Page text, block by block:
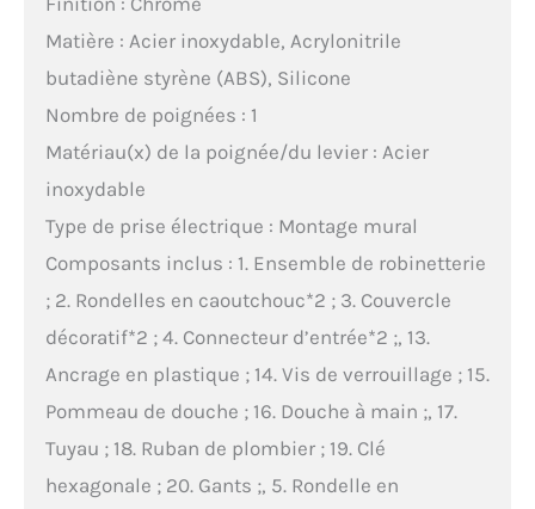
Matière : Acier inoxydable, Acrylonitrile
butadiène styrène (ABS), Silicone
Nombre de poignées : 1
Matériau(x) de la poignée/du levier : Acier
inoxydable
Type de prise électrique : Montage mural
Composants inclus : 1. Ensemble de robinetterie
; 2. Rondelles en caoutchouc*2 ; 3. Couvercle
décoratif*2 ; 4. Connecteur d’entrée*2 ;, 13.
Ancrage en plastique ; 14. Vis de verrouillage ; 15.
Pommeau de douche ; 16. Douche à main ;, 17.
Tuyau ; 18. Ruban de plombier ; 19. Clé
hexagonale ; 20. Gants ;, 5. Rondelle en